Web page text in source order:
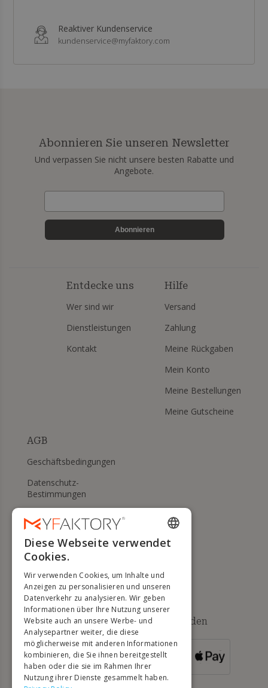
Reaktiver Kundenservice
kundenservice@myfaktory.com
Abonnieren Sie unseren Newsletter
Und verpassen Sie nicht unsere besten Rabatte und
Angebote.
Abonnieren
Entdecke uns
Wer sind wir
Dienstleistungen
Kontakt
Hilfe
Versand
Zahlung
Meine Rückgaben
Mein Konto
Meine Bestellungen
Meine Gutscheine
AGB
Geschäftsbedingungen
Datenschutz-
Bestimmungen
Meine Cookies verwalten
RÜCKGABERECHT
Verfügbare Zahlungsmethoden
FÜR
BESTELLUNGEN
ÜBER 500 €
ENGLISH
DUTCH
GERMAN
PORTUGUESE
SPANISH
Diese Webseite verwendet
Cookies.
Wir verwenden Cookies, um Inhalte und
Anzeigen zu personalisieren und unseren
Datenverkehr zu analysieren. Wir geben
Informationen über Ihre Nutzung unserer
Website auch an unsere Werbe- und
Analysepartner weiter, die diese
möglicherweise mit anderen Informationen
kombinieren, die Sie ihnen bereitgestellt
haben oder die sie im Rahmen Ihrer
Nutzung ihrer Dienste gesammelt haben.